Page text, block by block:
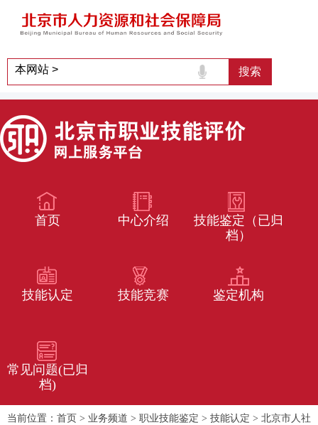
首页 中心介绍
技能鉴定（已归
档）
技能认定 技能竞赛 鉴定机构
常见问题(已归
档)
当前位置： 首页 > 业务频道 > 职业技能鉴定 > 技能认定 > 北京市人社